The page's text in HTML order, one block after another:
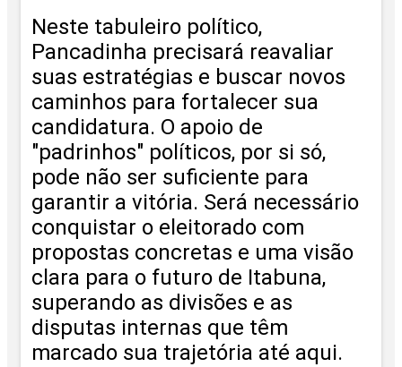
Neste tabuleiro político,
Pancadinha precisará reavaliar
suas estratégias e buscar novos
caminhos para fortalecer sua
candidatura. O apoio de
"padrinhos" políticos, por si só,
pode não ser suficiente para
garantir a vitória. Será necessário
conquistar o eleitorado com
propostas concretas e uma visão
clara para o futuro de Itabuna,
superando as divisões e as
disputas internas que têm
marcado sua trajetória até aqui.